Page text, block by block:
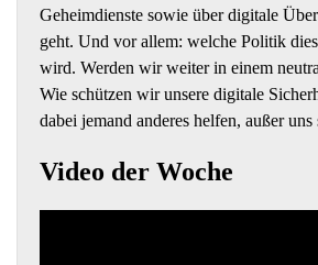
Geheimdienste sowie über digitale
geht. Und vor allem: welche Politik
wird. Werden wir weiter in einem
Wie schützen wir unsere digitale
dabei jemand anderes helfen, außer uns
Video der Woche